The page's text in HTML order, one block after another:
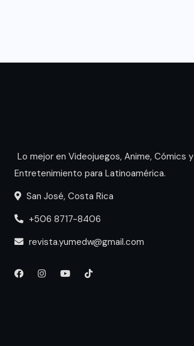
Lo mejor en Videojuegos, Anime, Cómics y
Entretenimiento para Latinoamérica.
San José, Costa Rica
+506 8717-8406
revista.yumedw@gmail.com